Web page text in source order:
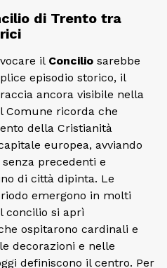
di Trento tra
il Concilio sarebbe
episodio storico, il
ancora visibile nella
Comune ricorda che
della Cristianità
europea, avviando
precedenti e
di città dipinta. Le
emergono in molti
concilio si aprì
ospitarono cardinali e
decorazioni e nelle
definiscono il centro. Per